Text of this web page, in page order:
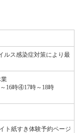
ルス感染症対策により最
16時④17時～18時
ト紙すき体験予約ページ